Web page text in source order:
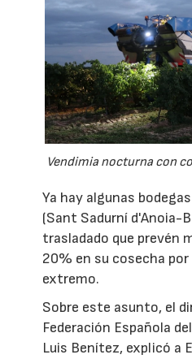
Vendimia nocturna con
Ya hay algunas
(Sant Sadurní d'Anoia-
trasladado que prevén
20% en su cosecha
extremo.
Sobre este asunto, el
Federación Española
Luis Benítez, explicó a